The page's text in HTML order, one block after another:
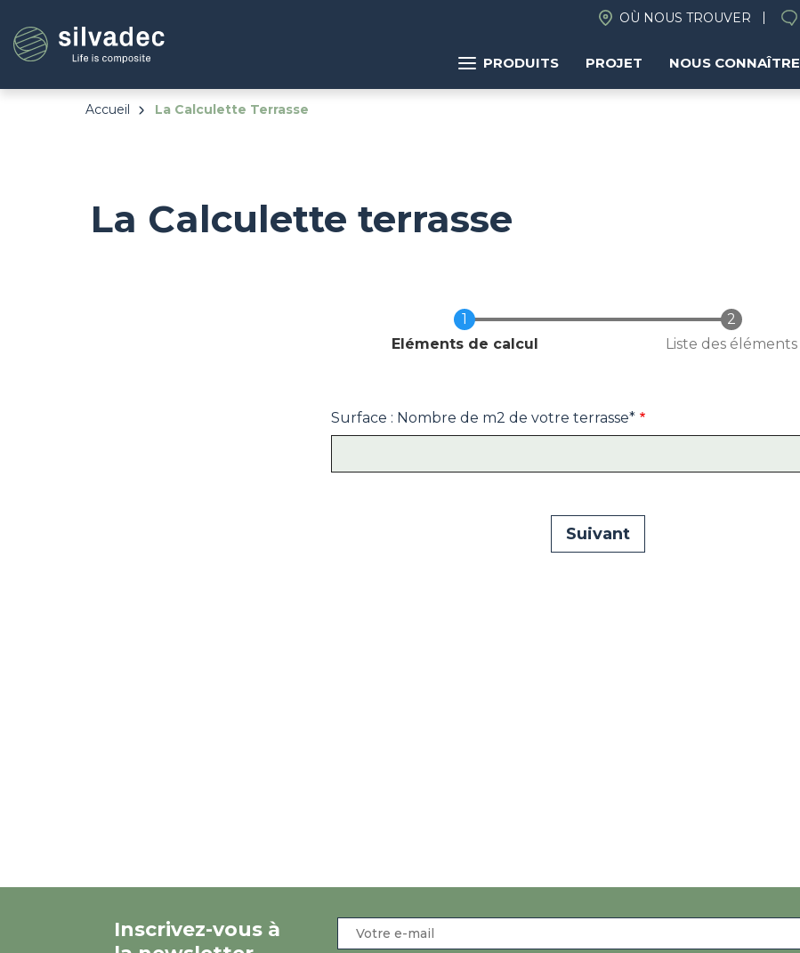
au
contenu
principal
OÙ NOUS TROUVER
PRODUITS PROJET NOUS CONNAÎTRE
Accueil La Calculette Terrasse
La Calculette terrasse
Actuel
Eléments de calcul Liste des éléments
Surface : Nombre de m2 de votre terrasse*
Inscrivez-vous à